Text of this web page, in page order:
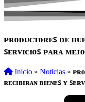
ᴘʀᴏᴅᴜᴄᴛᴏʀᴇꜱ ᴅᴇ
ꜱᴇʀᴠɪᴄɪᴏꜱ ᴘᴀʀᴀ
Inicio » Noticias »
ʀᴇᴄɪʙɪʀᴀɴ ʙɪᴇɴᴇꜱ ʏ